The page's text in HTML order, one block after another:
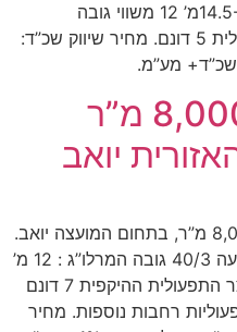
3 שטח : 5,000 מ”ר גובה : 14.5-17.5מ’ 12 משווי גובה
מישרדים : 1,100 מ”ר. חצר תפעולית 5 דונם. מחיר שיווק שכ”ד:
שכ”ד+ מע”מ.
למכירה מרלו”ג 8,000 מ”ר
יואב
למכירה מרלו”ג עצמאי חדש, 8,000 מ”ר, בתחום המועצה יואב.
מיקום המרלו”ג בקרבת צירי התנועה 40/3 גובה המרלו”ג : 12 מ’
שטח המגרש 15 דונם. שטח החצר התפעולית ההיקפית 7 דונם
רחבות נוספות. מחיר